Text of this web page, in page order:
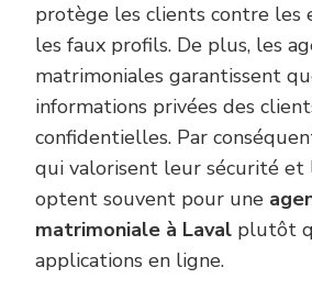
protège les clients contre les
les faux profils. De plus, les
matrimoniales garantissent
informations privées des
confidentielles. Par
qui valorisent leur sécurité et
optent souvent pour une
matrimoniale à Laval plutôt
applications en ligne.